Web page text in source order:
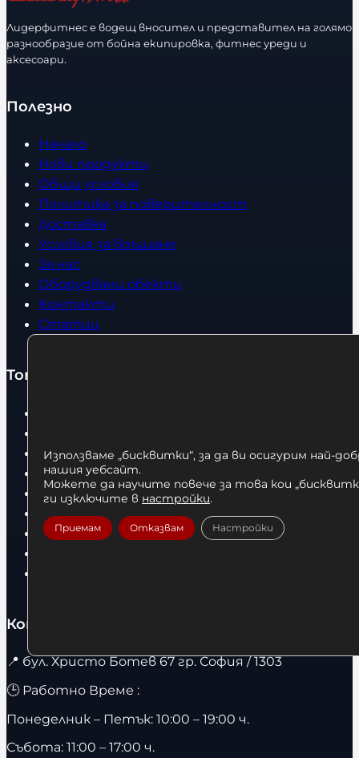
т
в
т
Лидерфитнес е водещ вносител и представител на голямо
разнообразие от бойна екипировка, фитнес уреди и
аксесоари.
Полезно
Начало
Нови продукти
Общи условия
Политика за поверителност
Доставка
Условия за връщане
За нас
Оборудвани обекти
Контакти
Статии
Топ категории
Боксови ръкавици
Дрехи
Детски дрехи
Суичъри
Фитнес оборудване и аксесоари
Контакти
📍 бул. Христо Ботев 67 гр. София / 1303
🕒 Работно Време :
Понеделник – Петък: 10:00 – 19:00 ч.
Събота: 11:00 – 17:00 ч.
Използваме „бисквитки“, за да ви осигурим най-
нашия уебсайт.
Можете да научите повече за това кои
ги изключите в настройки.
Приемам Отказвам Настройки